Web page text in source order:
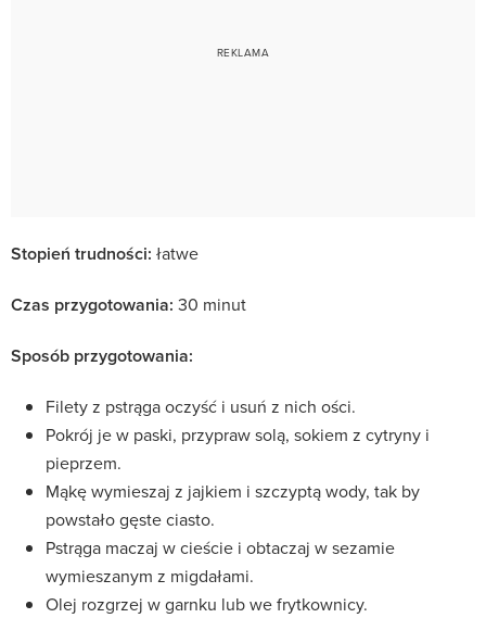
Stopień trudności: łatwe
Czas przygotowania: 30 minut
Sposób przygotowania:
Filety z pstrąga oczyść i usuń z nich ości.
Pokrój je w paski, przypraw solą, sokiem z cytryny i
pieprzem.
Mąkę wymieszaj z jajkiem i szczyptą wody, tak by
powstało gęste ciasto.
Pstrąga maczaj w cieście i obtaczaj w sezamie
wymieszanym z migdałami.
Olej rozgrzej w garnku lub we frytkownicy.